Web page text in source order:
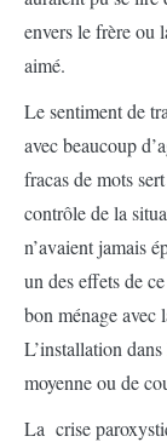
envers le frère ou
aimé.
Le sentiment de
avec beaucoup
fracas de mots
contrôle de la
n’avaient jamais
un des effets de
bon ménage avec
L’installation
moyenne ou de
La crise